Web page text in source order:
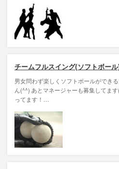
チームフルスイング(ソフトボー
男女問わず楽しくソフトボールができ
ん(^^) あとマネージャーも募集してま
ってます！…